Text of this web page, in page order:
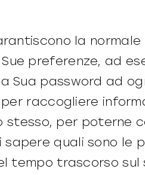
la
preferenze, ad
Sua password ad
raccogliere
per poterne
quali sono le
tempo trascorso